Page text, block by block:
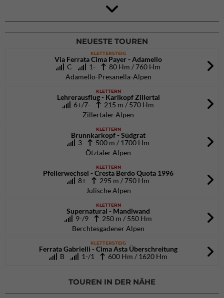
4Blocs KIDS 2026
DAV Kletter- & Boulderzentrum München Süd (Thalkirchen)
26.09.2026
NEUESTE TOUREN
KLETTERSTEIG
Via Ferrata Cima Payer - Adamello
C
1-
80 Hm / 760 Hm
Adamello-Presanella-Alpen
KLETTERN
Lehrerausflug - Karlkopf Zillertal
6+/7-
215 m / 570 Hm
Zillertaler Alpen
KLETTERN
Brunnkarkopf - Südgrat
3
500 m / 1700 Hm
Ötztaler Alpen
KLETTERN
Pfeilerwechsel - Cresta Berdo Quota 1996
8+
295 m / 750 Hm
Julische Alpen
KLETTERN
Supernatural - Mandlwand
9-/9
250 m / 550 Hm
Berchtesgadener Alpen
KLETTERSTEIG
Ferrata Gabrielli - Cima Asta Überschreitung
B
1-/1 600 Hm / 1620 Hm
TOUREN IN DER NÄHE